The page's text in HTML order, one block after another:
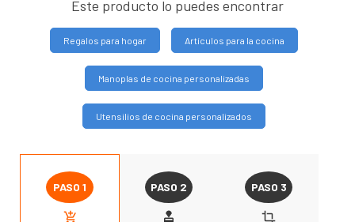
Este producto lo puedes encontrar
Regalos para hogar Artículos para la cocina
Manoplas de cocina personalizadas
Utensilios de cocina personalizados